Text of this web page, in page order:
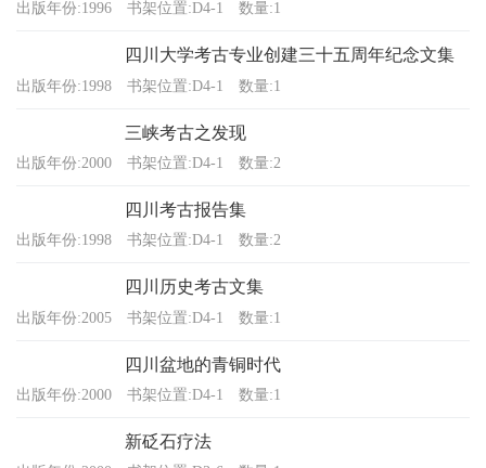
出版年份:1996 书架位置:D4-1 数量:1
四川大学考古专业创建三十五周年纪念文集
出版年份:1998 书架位置:D4-1 数量:1
三峡考古之发现
出版年份:2000 书架位置:D4-1 数量:2
四川考古报告集
出版年份:1998 书架位置:D4-1 数量:2
四川历史考古文集
出版年份:2005 书架位置:D4-1 数量:1
四川盆地的青铜时代
出版年份:2000 书架位置:D4-1 数量:1
新砭石疗法